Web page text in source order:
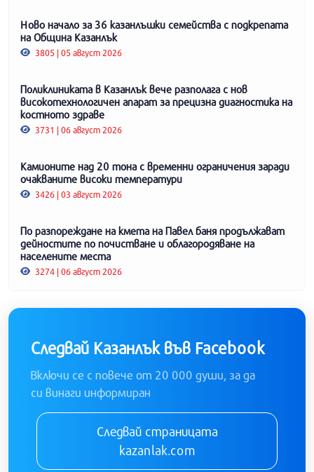
Ново начало за 36 казанлъшки семейства с подкрепата
на Община Казанлък
3805 | 05 август 2026
Поликлиниката в Казанлък вече разполага с нов
високотехнологичен апарат за прецизна диагностика на
костното здраве
3731 | 06 август 2026
Камионите над 20 тона с временни ограничения заради
очакваните високи температури
3426 | 03 август 2026
По разпореждане на кмета на Павел баня продължават
дейностите по почистване и облагородяване на
населените места
3274 | 06 август 2026
Следвай Казанлък във Facebook
Включи се с повече от 20 000 души, за да
си винаги информиран
Следвай страницата
kazanlak.com